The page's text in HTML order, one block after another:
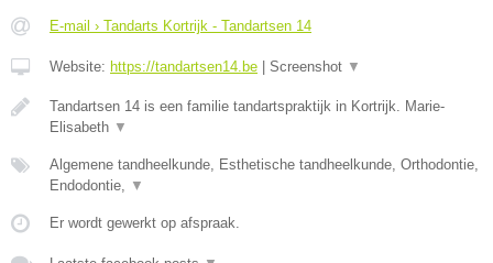
E-mail › Tandarts Kortrijk - Tandartsen 14
Website: https://tandartsen14.be Screenshot ▼
Tandartsen 14 is een familie tandartspraktijk in Kortrijk. Marie-
Elisabeth ▼
Algemene tandheelkunde, Esthetische tandheelkunde, Orthodontie,
Endodontie, ▼
Er wordt gewerkt op afspraak.